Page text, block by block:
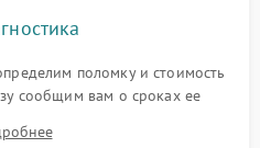
поломку и стоимость
сообщим вам о сроках ее